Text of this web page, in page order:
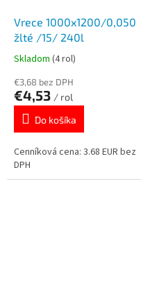
Vrece 1000x1200/0,050
žlté /15/ 240l
Skladom (4 rol)
€3,68 bez DPH
€4,53 / rol
Do košíka
Cenníková cena: 3.68 EUR bez
DPH